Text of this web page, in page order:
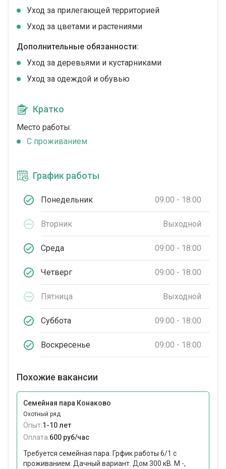
Уход за прилегающей территорией
Уход за цветами и растениями
Дополнительные обязанности:
Уход за деревьями и кустарниками
Уход за одеждой и обувью
Кратко
Место работы:
C проживанием
График работы
Понедельник 09:00 - 18:00
Вторник Выходной
Среда 09:00 - 18:00
Четверг 09:00 - 18:00
Пятница Выходной
Суббота 09:00 - 18:00
Воскресенье 09:00 - 18:00
Похожие вакансии
Семейная пара Конаково
Охотный ряд
Опыт:1-10 лет
Оплата:600 руб/час
Требуется семейная пара. Грфик работы 6/1 с
проживанием. Дачный вариант. Дом 300 кВ. М -,